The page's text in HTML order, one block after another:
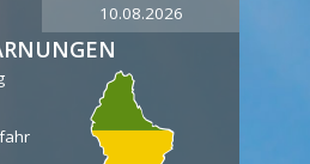
10.08.2026